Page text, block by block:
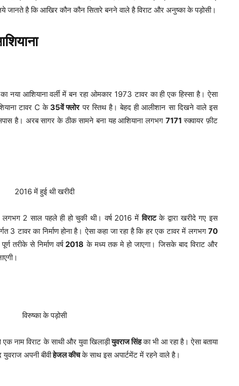
जानते है कि आखिर कौन कौन सितारे बनने वाले है विराट और अनुष्का के पड़ोसी।
नया आशियाना वर्ली में बन रहा ओमकार 1973 टावर का ही एक हिस्सा है। ऐसा
टावर C के35वें फ्लोरपर स्तिथ है। बेहद ही आलीशान सा दिखने वाले इस
है। अरब सागर के ठीक सामने बना यह आशियाना लगभग 7171 स्क्वायर फ़ीट
2 साल पहले ही हो चुकी थी। वर्ष 2016 मेंविराटके द्वारा खरीदे गए इस
3 टावर का निर्माण होना है। ऐसा कहा जा रहा है कि हर एक टावर में लगभग 70
तरीके से निर्माण वर्ष2018 के मध्य तक मे हो जाएगा। जिसके बाद विराट और
नाम विराट के साथी और युवा खिलाड़ीयुवराज सिंहका भी आ रहा है। ऐसा बताया
अपनी बीवीहेजल कीचके साथ इस अपार्टमेंट में रहने वाले है।